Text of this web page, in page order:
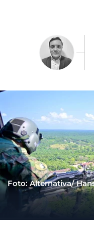
Foto: Alternativa/